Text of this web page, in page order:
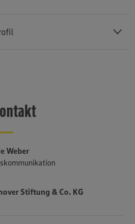
etwa 3.140 Auszubildenden) ist
von insgesamt
Grenze und umfasst Bremen,
Lippe, Sachsen-Anhalt,
gehören mehrere
Weber
Stiftung & Co. KG